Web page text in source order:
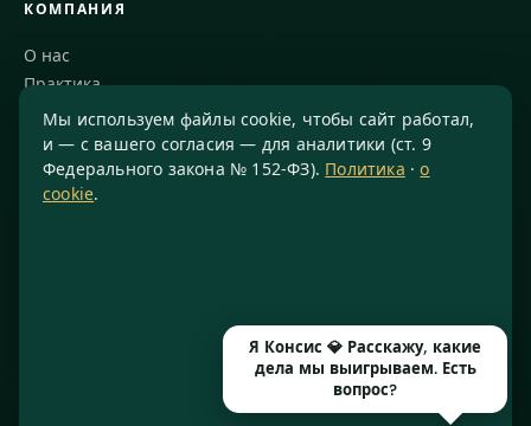
КОМПАНИЯ
О нас
Практика
Блог
Команда
Благодарности
Москва, Варшавское шоссе, д. 1А, помещение 14/7
Мы используем файлы cookie, чтобы сайт работал,
и — с вашего согласия — для аналитики (ст. 9
Федерального закона № 152-ФЗ). Политика ·о
cookie.
Я Консис 💎 Расскажу, какие
дела мы выигрываем. Есть
вопрос?